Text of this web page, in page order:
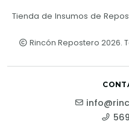
Tienda de Insumos de
Rincón Repostero 2026.